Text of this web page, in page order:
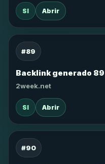
SI Abrir
#89
Backlink generado 89
2week.net
SI Abrir
#90